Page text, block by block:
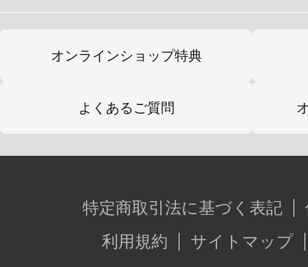
オンラインショップ特典
よくあるご質問
特定商取引法に基づく表記
利用規約
サイトマップ